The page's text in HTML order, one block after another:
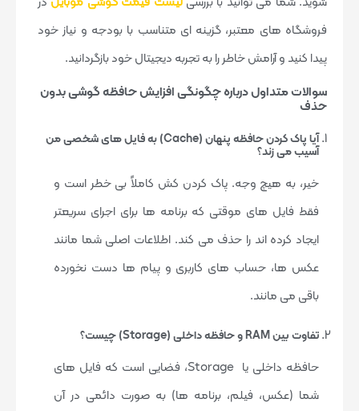
فروشگاه های معتبر، گزینه ای متناسب با بودجه و نیاز خود
پیدا کنید و آرامش خاطر را به تجربه دیجیتال خود بازگردانید.
سوالات متداول درباره چگونگی افزایش حافظه گوشی بدون
حذف
آیا پاک کردن حافظه پنهان (Cache) به فایل های شخصی من
آسیب می زند؟
خیر، به هیچ وجه. پاک کردن کش کاملاً بی خطر است و
فقط فایل های موقتی که برنامه ها برای اجرای سریعتر
ایجاد کرده اند را حذف می کند. اطلاعات اصلی شما مانند
عکس ها، حساب های کاربری و پیام ها دست نخورده
باقی می مانند.
تفاوت بین RAM و حافظه داخلی (Storage) چیست؟
حافظه داخلی یا Storage، فضایی است که فایل های
شما (عکس، فیلم، برنامه ها) به صورت دائمی در آن